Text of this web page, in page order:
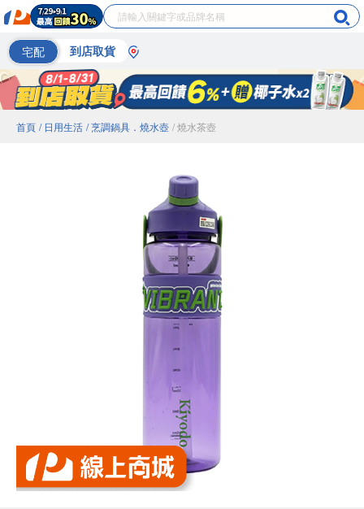
宅配 到店取貨
首頁 / 日用生活 / 烹調鍋具．燒水壺 / 燒水茶壺